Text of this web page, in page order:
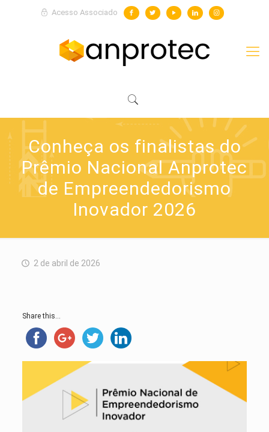
Acesso Associado
Conheça os finalistas do
Prêmio Nacional Anprotec
de Empreendedorismo
Inovador 2026
2 de abril de 2026
Share this...